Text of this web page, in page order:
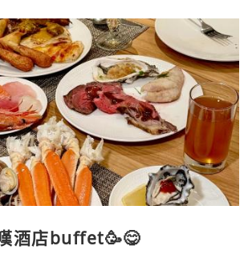
酒店buffet🥳😋